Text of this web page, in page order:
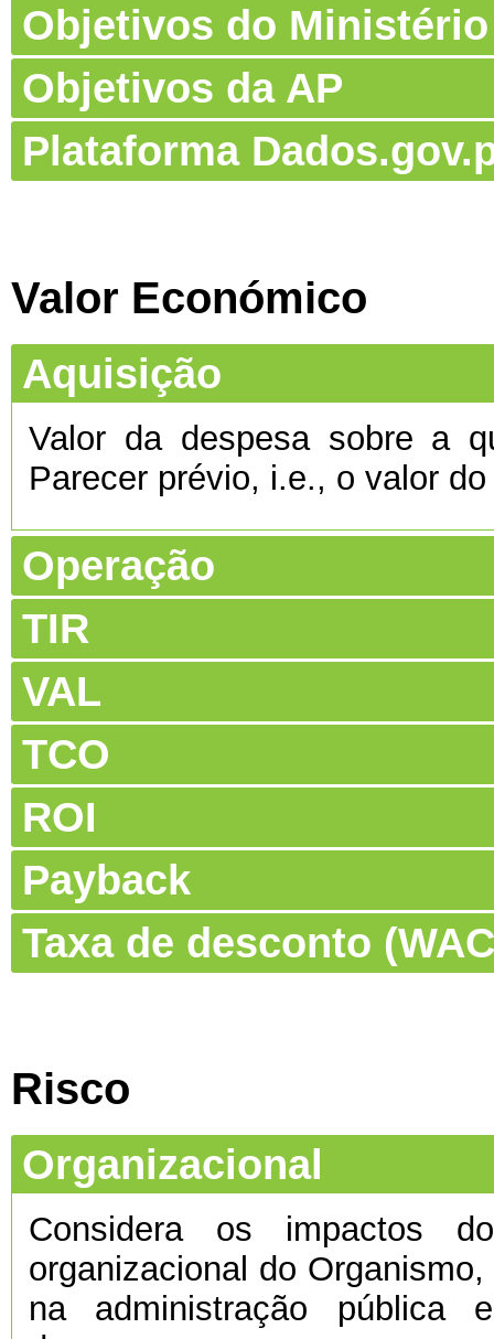
Objetivos do Ministério
Objetivos da AP
Plataforma
Valor Económico
Aquisição
Valor da despesa sobre a
Parecer prévio, i.e., o valor
Operação
TIR
VAL
TCO
ROI
Payback
Taxa de desconto
Risco
Organizacional
Considera os impactos
organizacional do
na administração pública